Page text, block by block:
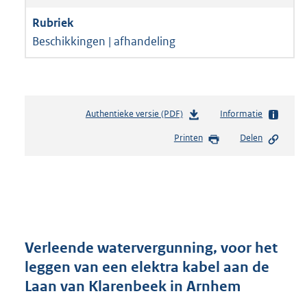
Beschikkingen | afhandeling
Authentieke versie (PDF)b
s
r
o
Informatie
Printen Delen
Verleende watervergunning, voor het
leggen van een elektra kabel aan de
Laan van Klarenbeek in Arnhem